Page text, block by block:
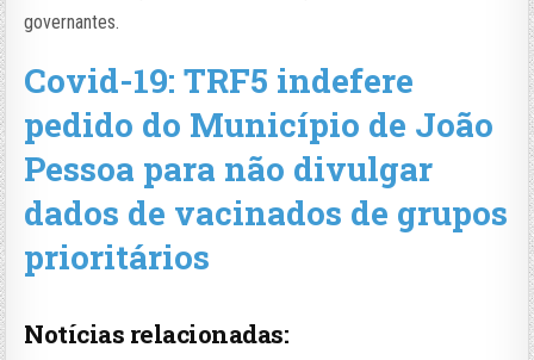
governantes.
Covid-19: TRF5 indefere
pedido do Município de João
Pessoa para não divulgar
dados de vacinados de grupos
prioritários
Notícias relacionadas: